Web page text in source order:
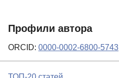
Профили автора
ORCID: 0000-0002-6800-5743